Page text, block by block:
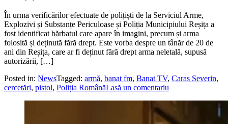
În urma verificărilor efectuate de polițiști de la Serviciul Arme,
Explozivi și Substanțe Periculoase și Poliția Municipiului Reșița a
fost identificat bărbatul care apare în imagini, precum și arma
folosită și deținută fără drept. Este vorba despre un tânăr de 20 de
ani din Reșița, care ar fi deținut fără drept arma neletală, supusă
autorizării, […]
Posted in: NewsTagged: armă, banat fm, Banat TV, Caras Severin,
cercetări, pistol, Poliția RomânăLasă un comentariu